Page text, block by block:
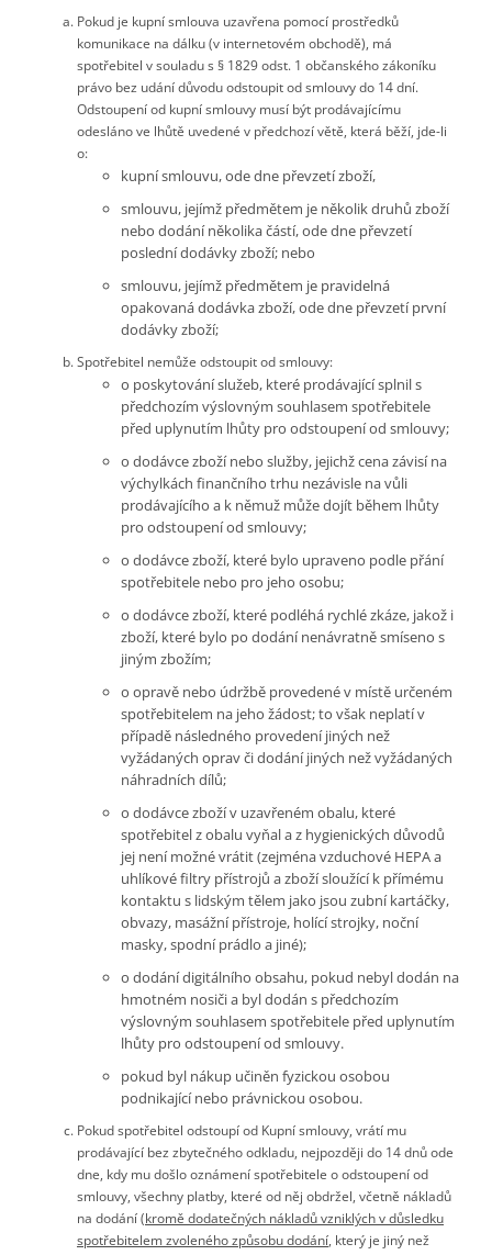
Pokud je kupní smlouva uzavřena pomocí prostředků
komunikace na dálku (v internetovém obchodě), má
spotřebitel v souladu s § 1829 odst. 1 občanského zákoníku
právo bez udání důvodu odstoupit od smlouvy do 14 dní.
Odstoupení od kupní smlouvy musí být prodávajícímu
odesláno ve lhůtě uvedené v předchozí větě, která běží, jde-li
o:
kupní smlouvu, ode dne převzetí zboží,
smlouvu, jejímž předmětem je několik druhů zboží
nebo dodání několika částí, ode dne převzetí
poslední dodávky zboží; nebo
smlouvu, jejímž předmětem je pravidelná
opakovaná dodávka zboží, ode dne převzetí první
dodávky zboží;
Spotřebitel nemůže odstoupit od smlouvy:
o poskytování služeb, které prodávající splnil s
předchozím výslovným souhlasem spotřebitele
před uplynutím lhůty pro odstoupení od smlouvy;
o dodávce zboží nebo služby, jejichž cena závisí na
výchylkách finančního trhu nezávisle na vůli
prodávajícího a k němuž může dojít během lhůty
pro odstoupení od smlouvy;
o dodávce zboží, které bylo upraveno podle přání
spotřebitele nebo pro jeho osobu;
o dodávce zboží, které podléhá rychlé zkáze, jakož i
zboží, které bylo po dodání nenávratně smíseno s
jiným zbožím;
o opravě nebo údržbě provedené v místě určeném
spotřebitelem na jeho žádost; to však neplatí v
případě následného provedení jiných než
vyžádaných oprav či dodání jiných než vyžádaných
náhradních dílů;
o dodávce zboží v uzavřeném obalu, které
spotřebitel z obalu vyňal a z hygienických důvodů
jej není možné vrátit (zejména vzduchové HEPA a
uhlíkové filtry přístrojů a zboží sloužící k přímému
kontaktu s lidským tělem jako jsou zubní kartáčky,
obvazy, masážní přístroje, holící strojky, noční
masky, spodní prádlo a jiné);
o dodání digitálního obsahu, pokud nebyl dodán na
hmotném nosiči a byl dodán s předchozím
výslovným souhlasem spotřebitele před uplynutím
lhůty pro odstoupení od smlouvy.
pokud byl nákup učiněn fyzickou osobou
podnikající nebo právnickou osobou.
Pokud spotřebitel odstoupí od Kupní smlouvy, vrátí mu
prodávající bez zbytečného odkladu, nejpozději do 14 dnů ode
dne, kdy mu došlo oznámení spotřebitele o odstoupení od
smlouvy, všechny platby, které od něj obdržel, včetně nákladů
na dodání (kromě dodatečných nákladů vzniklých v důsledku
spotřebitelem zvoleného způsobu dodání, který je jiný než